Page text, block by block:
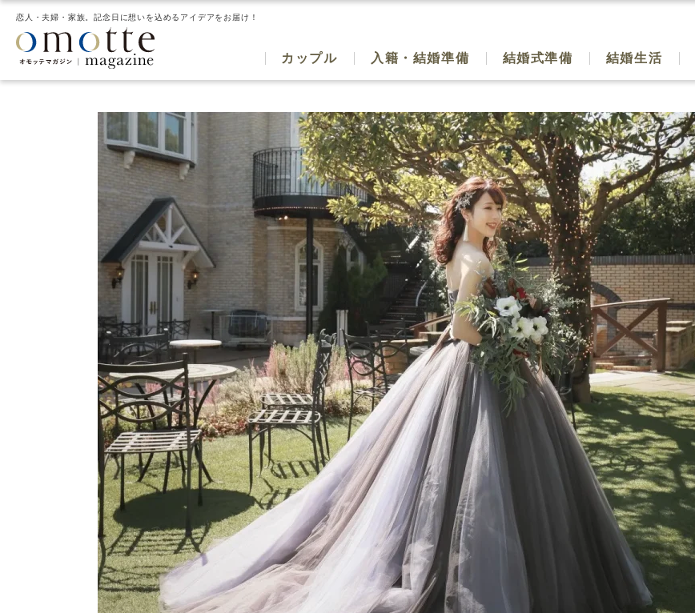
恋人・夫婦・家族。記念日に想いを込めるアイデアをお届け！
カップル 入籍・結婚準備 結婚式準備 結婚生活